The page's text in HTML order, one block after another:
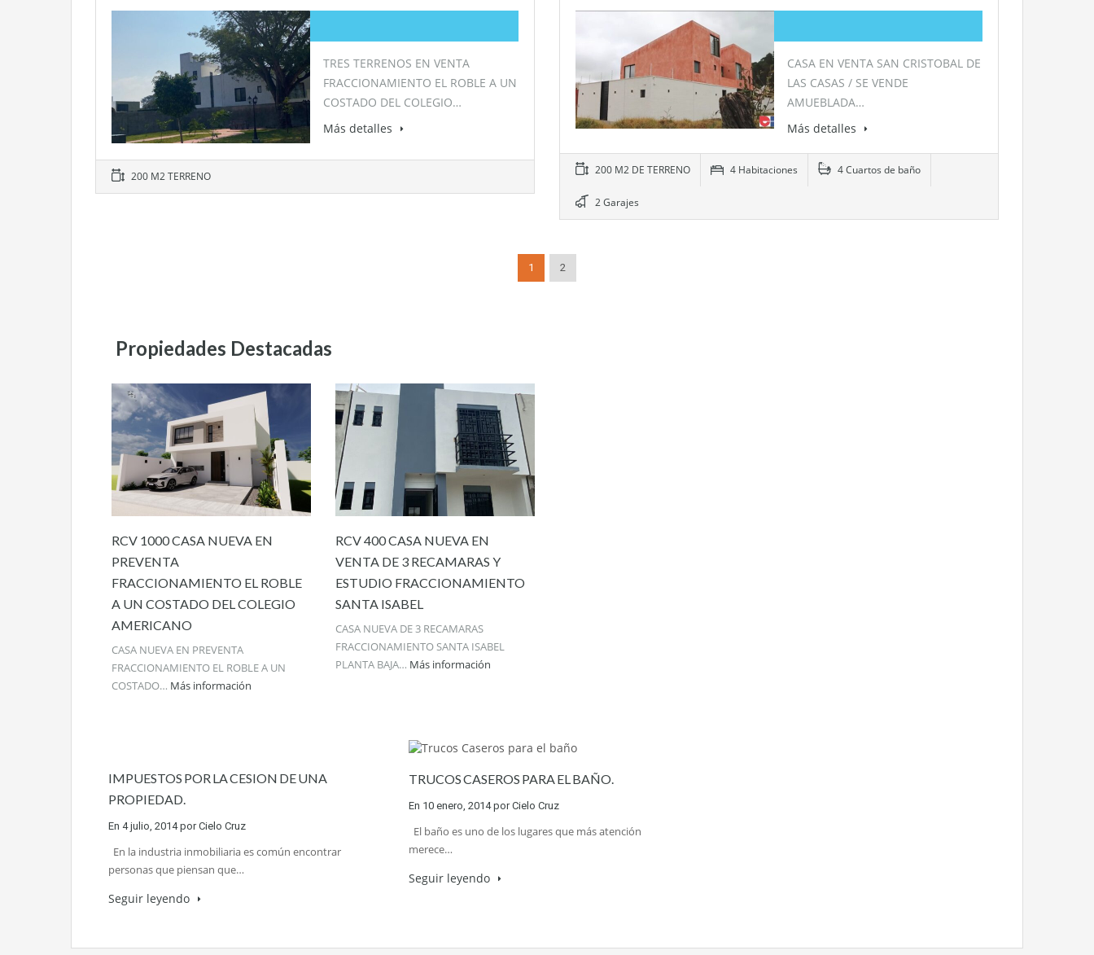
TRES TERRENOS EN VENTA
FRACCIONAMIENTO EL ROBLE A UN
COSTADO DEL COLEGIO…
Más detalles
200 M2 TERRENO
CASA EN VENTA SAN CRISTOBAL DE
LAS CASAS / SE VENDE
AMUEBLADA…
Más detalles
200 M2 DE TERRENO 4 Habitaciones 4 Cuartos de baño
2 Garajes
1 2
Propiedades Destacadas
RCV 1000 CASA NUEVA EN
PREVENTA
FRACCIONAMIENTO EL ROBLE
A UN COSTADO DEL COLEGIO
AMERICANO
CASA NUEVA EN PREVENTA
FRACCIONAMIENTO EL ROBLE A UN
COSTADO… Más información
RCV 400 CASA NUEVA EN
VENTA DE 3 RECAMARAS Y
ESTUDIO FRACCIONAMIENTO
SANTA ISABEL
CASA NUEVA DE 3 RECAMARAS
FRACCIONAMIENTO SANTA ISABEL
PLANTA BAJA… Más información
IMPUESTOS POR LA CESION DE UNA
PROPIEDAD.
En 4 julio, 2014 porCielo Cruz
En la industria inmobiliaria es común encontrar
personas que piensan que…
Seguir leyendo
TRUCOS CASEROS PARA EL BAÑO.
En 10 enero, 2014 porCielo Cruz
El baño es uno de los lugares que más atención
merece…
Seguir leyendo